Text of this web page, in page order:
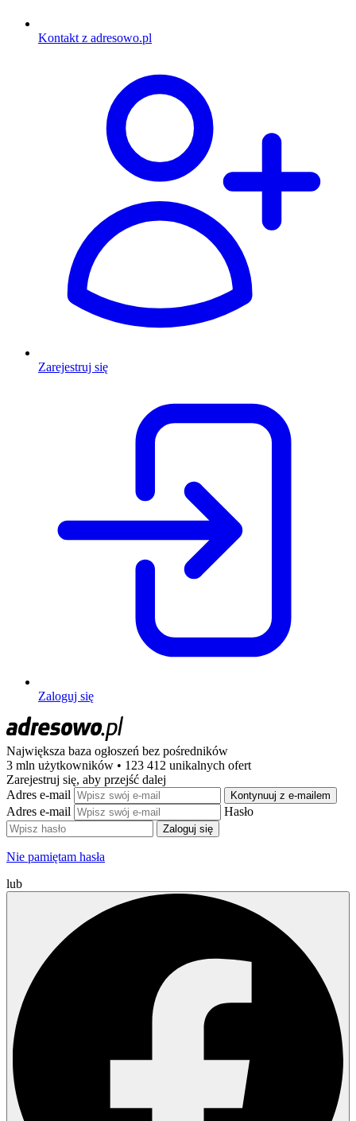
Kontakt z adresowo.pl
Zarejestruj się
Zaloguj się
Największa baza ogłoszeń bez pośredników
3 mln użytkowników • 123 412 unikalnych ofert
Zarejestruj się, aby przejść dalej
Adres e-mail
Kontynuuj z e-mailem
Adres e-mail Hasło
Zaloguj się
Nie pamiętam hasła
lub